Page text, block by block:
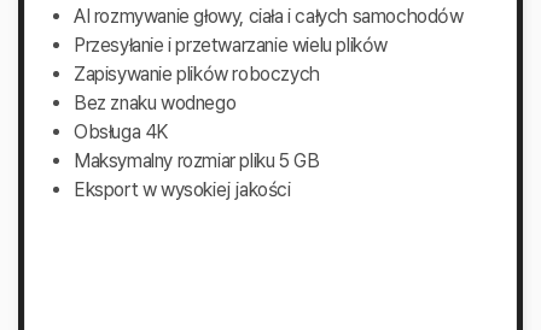
AI rozmywanie głowy, ciała i całych samochodów
Przesyłanie i przetwarzanie wielu plików
Zapisywanie plików roboczych
Bez znaku wodnego
Obsługa 4K
Maksymalny rozmiar pliku 5 GB
Eksport w wysokiej jakości